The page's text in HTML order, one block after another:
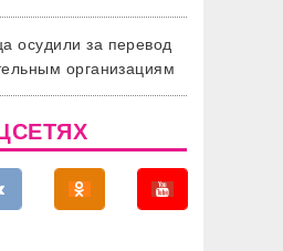
осудили за перевод
организациям